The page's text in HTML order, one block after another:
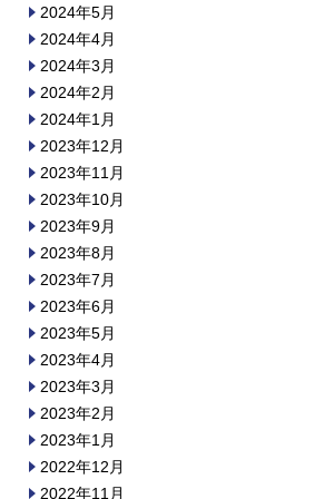
2024年5月
2024年4月
2024年3月
2024年2月
2024年1月
2023年12月
2023年11月
2023年10月
2023年9月
2023年8月
2023年7月
2023年6月
2023年5月
2023年4月
2023年3月
2023年2月
2023年1月
2022年12月
2022年11月